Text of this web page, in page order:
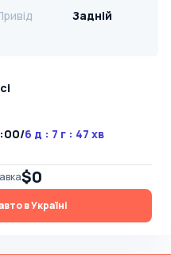
Задній
/6 д : 7 г : 47 хв
$0
в Україні